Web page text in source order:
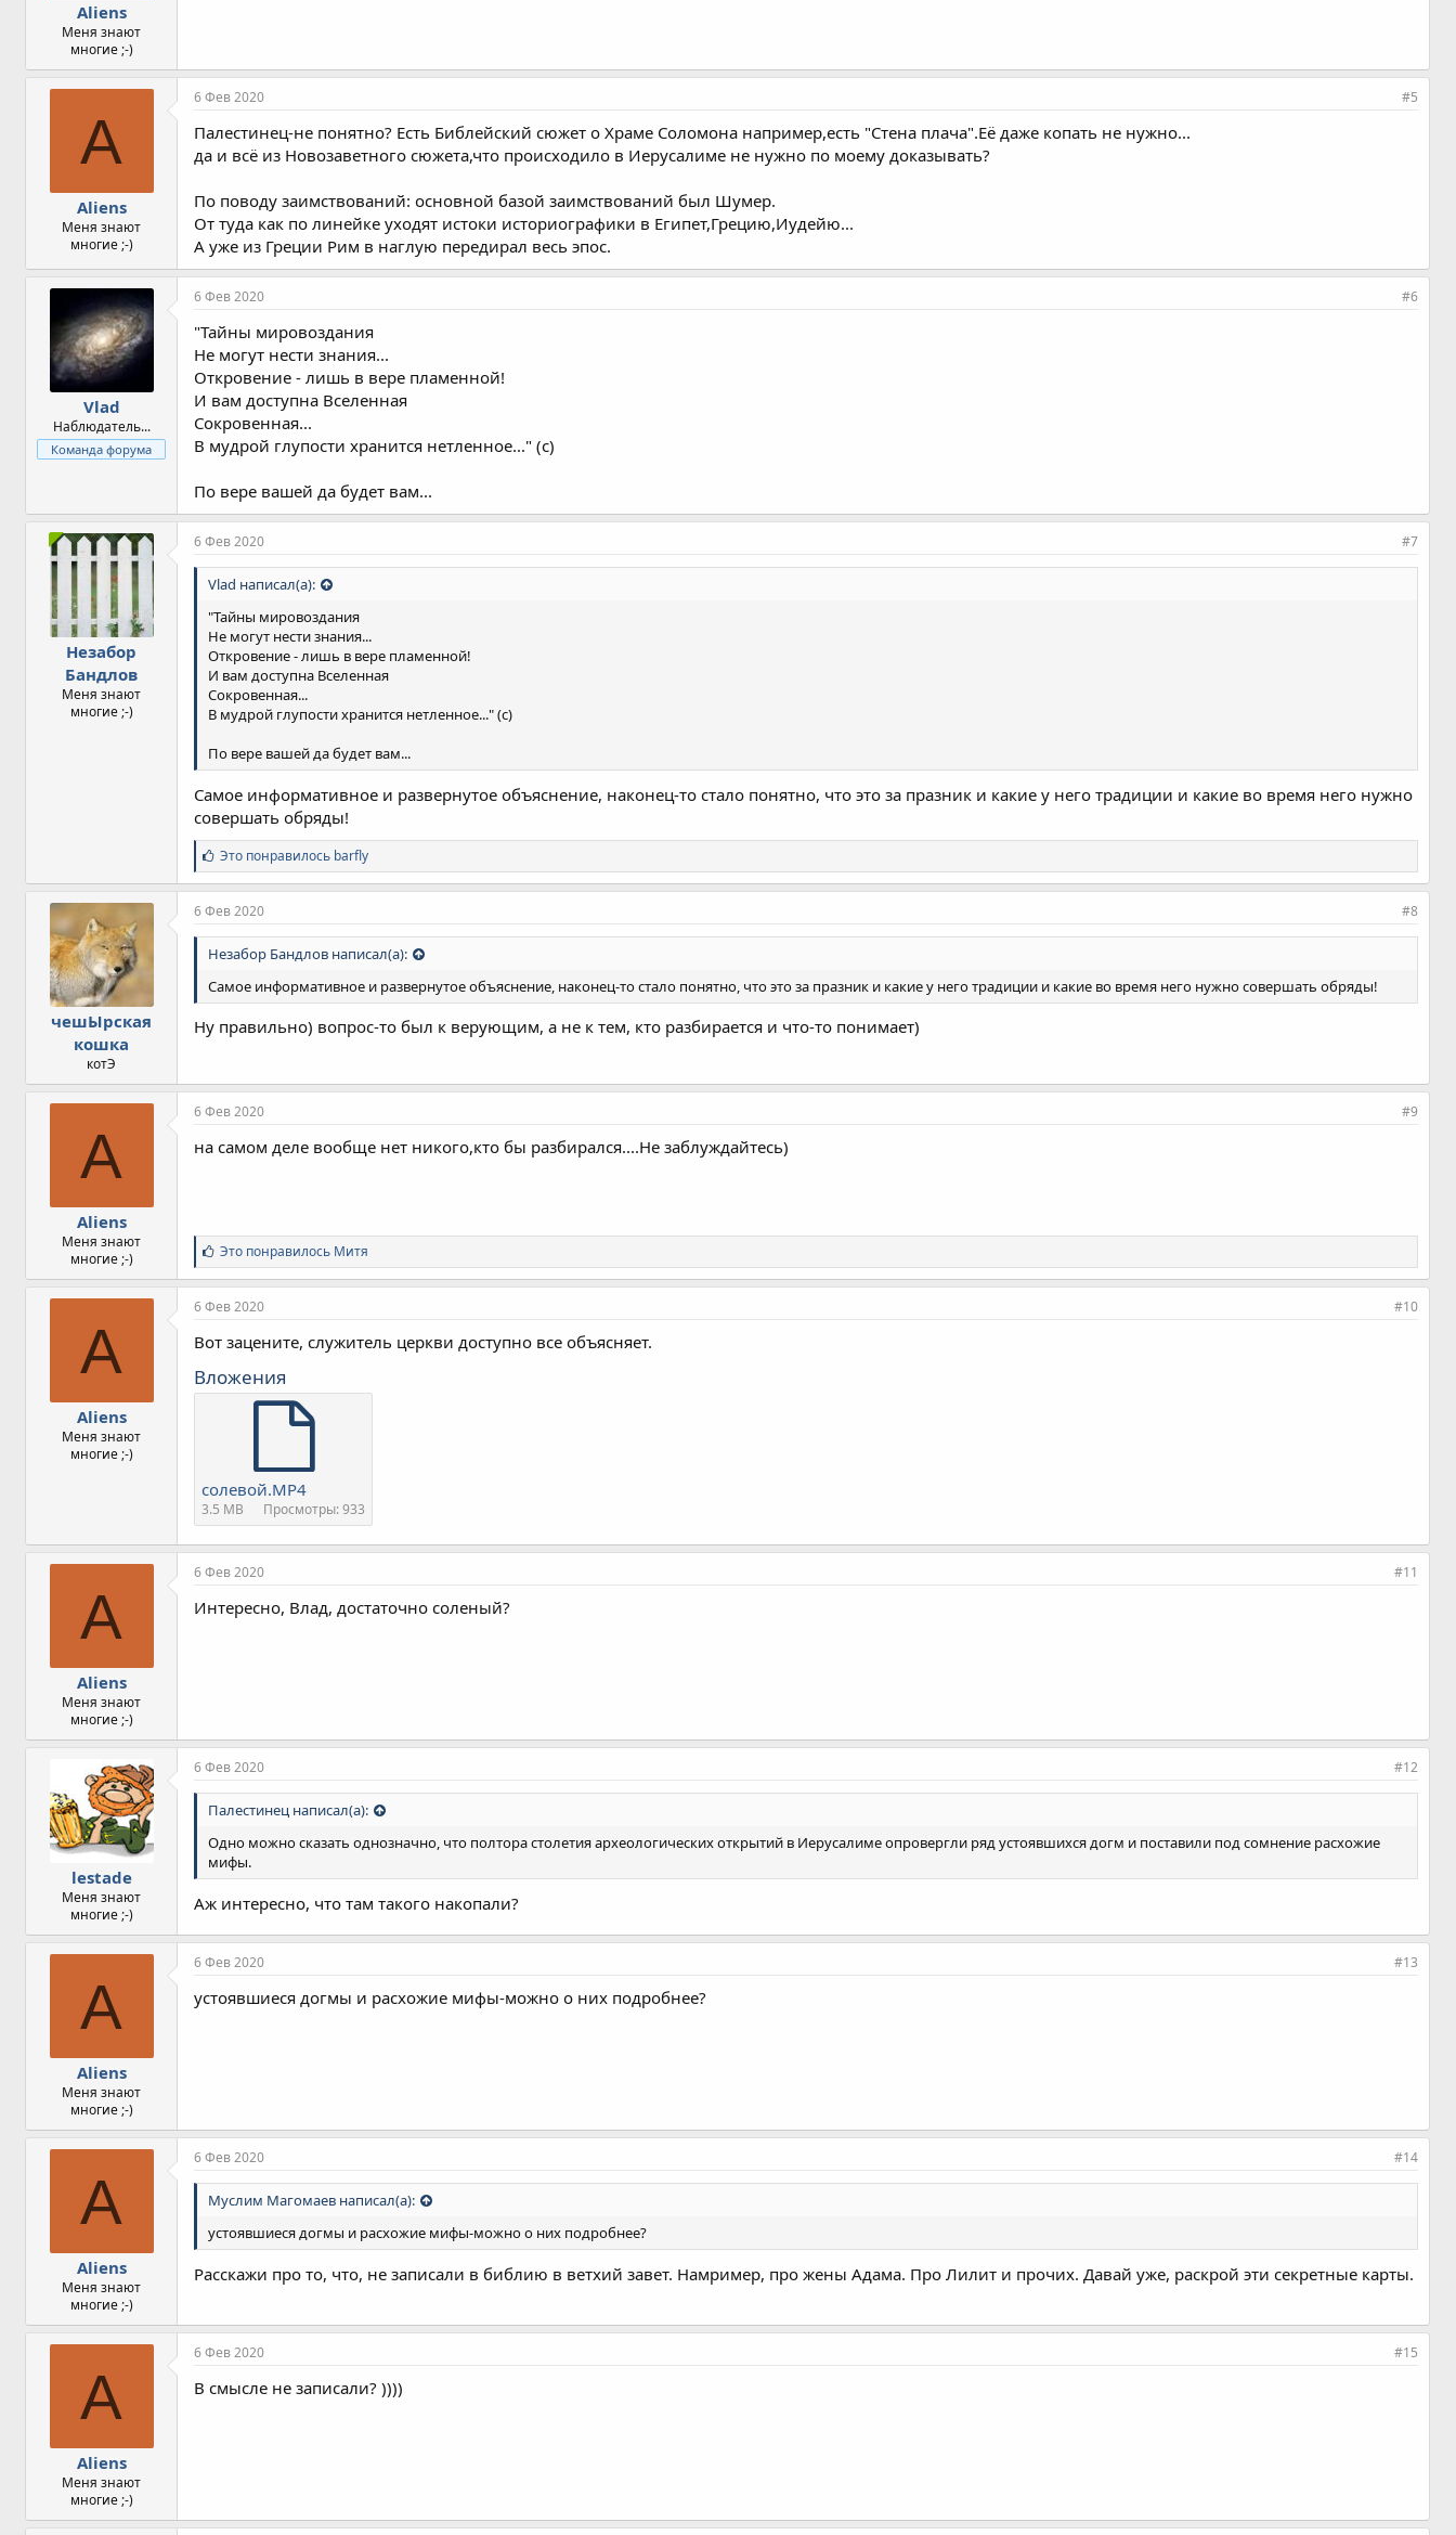
Aliens
Меня знают
многие ;-)
A
Aliens
Меня знают
многие ;-)
6 Фев 2020 #5
Палестинец-не понятно? Есть Библейский сюжет о Храме Соломона например,есть "Стена плача".Её даже копать не нужно...
да и всё из Новозаветного сюжета,что происходило в Иерусалиме не нужно по моему доказывать?
По поводу заимствований: основной базой заимствований был Шумер.
От туда как по линейке уходят истоки историографики в Египет,Грецию,Иудейю...
А уже из Греции Рим в наглую передирал весь эпос.
Vlad
Наблюдатель...
Команда форума
6 Фев 2020 #6
"Тайны мировоздания
Не могут нести знания...
Откровение - лишь в вере пламенной!
И вам доступна Вселенная
Сокровенная...
В мудрой глупости хранится нетленное..." (с)
По вере вашей да будет вам...
Незабор
Бандлов
Меня знают
многие ;-)
6 Фев 2020 #7
Vlad написал(а):
"Тайны мировоздания
Не могут нести знания...
Откровение - лишь в вере пламенной!
И вам доступна Вселенная
Сокровенная...
В мудрой глупости хранится нетленное..." (с)
По вере вашей да будет вам...
Самое информативное и развернутое объяснение, наконец-то стало понятно, что это за празник и какие у него традиции и какие во время него нужно
совершать обряды!
С
и
м
п
т
и
:
Это понравилось barfly
чешЫрская
кошка
котЭ
6 Фев 2020 #8
Незабор Бандлов написал(а):
Самое информативное и развернутое объяснение, наконец-то стало понятно, что это за празник и какие у него традиции и какие во время него нужно совершать обряды!
Ну правильно) вопрос-то был к верующим, а не к тем, кто разбирается и что-то понимает)
A
Aliens
Меня знают
многие ;-)
6 Фев 2020 #9
на самом деле вообще нет никого,кто бы разбирался....Не заблуждайтесь)
С
и
м
п
т
и
и
:
Это понравилось Митя
A
Aliens
Меня знают
многие ;-)
6 Фев 2020 #10
Вот зацените, служитель церкви доступно все объясняет.
Вложения
солевой.MP4
3.5 MB Просмотры: 933
A
Aliens
Меня знают
многие ;-)
6 Фев 2020 #11
Интересно, Влад, достаточно соленый?
lestade
Меня знают
многие ;-)
6 Фев 2020 #12
Палестинец написал(а):
Одно можно сказать однозначно, что полтора столетия археологических открытий в Иерусалиме опровергли ряд устоявшихся догм и поставили под сомнение расхожие
мифы.
Аж интересно, что там такого накопали?
A
Aliens
Меня знают
многие ;-)
6 Фев 2020 #13
устоявшиеся догмы и расхожие мифы-можно о них подробнее?
A
Aliens
Меня знают
многие ;-)
6 Фев 2020 #14
Муслим Магомаев написал(а):
устоявшиеся догмы и расхожие мифы-можно о них подробнее?
Расскажи про то, что, не записали в библию в ветхий завет. Намример, про жены Адама. Про Лилит и прочих. Давай уже, раскрой эти секретные карты.
A
Aliens
Меня знают
многие ;-)
6 Фев 2020 #15
В смысле не записали? ))))